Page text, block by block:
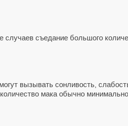
случаев съедание большого
вызывать сонливость,
мака обычно